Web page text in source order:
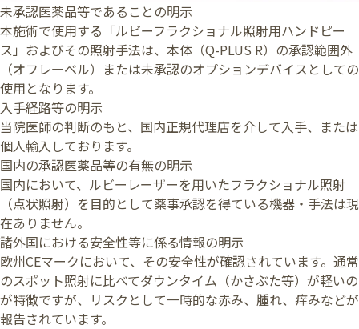
未承認医薬品等であることの明示
本施術で使用する「ルビーフラクショナル照射用ハンドピー
ス」およびその照射手法は、本体（Q-PLUS R）の承認範囲外
（オフレーベル）または未承認のオプションデバイスとしての
使用となります。
入手経路等の明示
当院医師の判断のもと、国内正規代理店を介して入手、または
個人輸入しております。
国内の承認医薬品等の有無の明示
国内において、ルビーレーザーを用いたフラクショナル照射
（点状照射）を目的として薬事承認を得ている機器・手法は現
在ありません。
諸外国における安全性等に係る情報の明示
欧州CEマークにおいて、その安全性が確認されています。通常
のスポット照射に比べてダウンタイム（かさぶた等）が軽いの
が特徴ですが、リスクとして一時的な赤み、腫れ、痒みなどが
報告されています。